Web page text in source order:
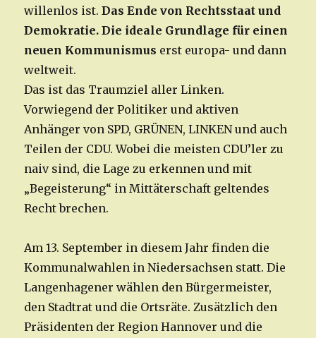
willenlos ist.Das Ende von Rechtsstaat und
Demokratie. Die ideale Grundlage für einen
neuen Kommunismus erst europa- und dann
weltweit.
Das ist das Traumziel aller Linken.
Vorwiegend der Politiker und aktiven
Anhänger von SPD, GRÜNEN, LINKEN und auch
Teilen der CDU. Wobei die meisten CDU’ler zu
naiv sind, die Lage zu erkennen und mit
„Begeisterung“ in Mittäterschaft geltendes
Recht brechen.
Am 13. September in diesem Jahr finden die
Kommunalwahlen in Niedersachsen statt. Die
Langenhagener wählen den Bürgermeister,
den Stadtrat und die Ortsräte. Zusätzlich den
Präsidenten der Region Hannover und die